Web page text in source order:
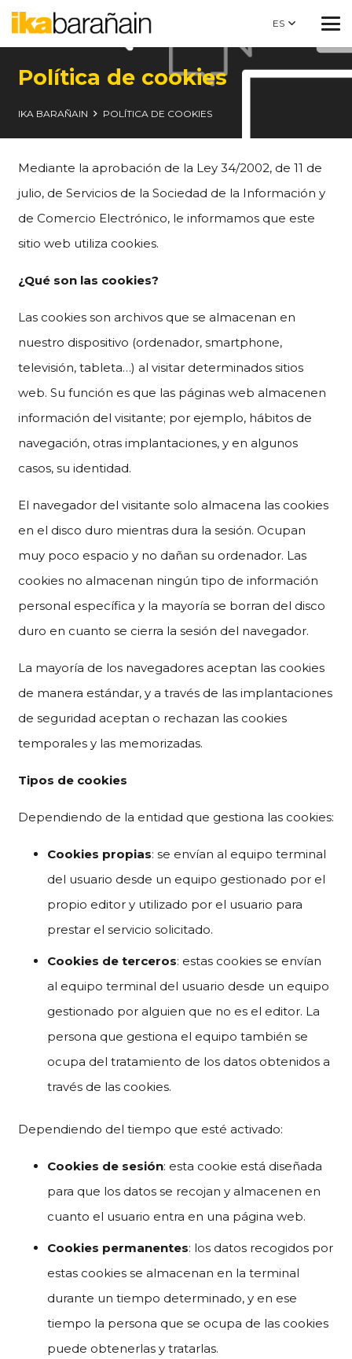
ES
Política de cookies
IKA BARAÑAIN POLÍTICA DE COOKIES
Mediante la aprobación de la Ley 34/2002, de 11 de
julio, de Servicios de la Sociedad de la Información y
de Comercio Electrónico, le informamos que este
sitio web utiliza cookies.
¿Qué son las cookies?
Las cookies son archivos que se almacenan en
nuestro dispositivo (ordenador, smartphone,
televisión, tableta…) al visitar determinados sitios
web. Su función es que las páginas web almacenen
información del visitante; por ejemplo, hábitos de
navegación, otras implantaciones, y en algunos
casos, su identidad.
El navegador del visitante solo almacena las cookies
en el disco duro mientras dura la sesión. Ocupan
muy poco espacio y no dañan su ordenador. Las
cookies no almacenan ningún tipo de información
personal específica y la mayoría se borran del disco
duro en cuanto se cierra la sesión del navegador.
La mayoría de los navegadores aceptan las cookies
de manera estándar, y a través de las implantaciones
de seguridad aceptan o rechazan las cookies
temporales y las memorizadas.
Tipos de cookies
Dependiendo de la entidad que gestiona las cookies:
Cookies propias: se envían al equipo terminal
del usuario desde un equipo gestionado por el
propio editor y utilizado por el usuario para
prestar el servicio solicitado.
Cookies de terceros: estas cookies se envían
al equipo terminal del usuario desde un equipo
gestionado por alguien que no es el editor. La
persona que gestiona el equipo también se
ocupa del tratamiento de los datos obtenidos a
través de las cookies.
Dependiendo del tiempo que esté activado:
Cookies de sesión: esta cookie está diseñada
para que los datos se recojan y almacenen en
cuanto el usuario entra en una página web.
Cookies permanentes: los datos recogidos por
estas cookies se almacenan en la terminal
durante un tiempo determinado, y en ese
tiempo la persona que se ocupa de las cookies
puede obtenerlas y tratarlas.